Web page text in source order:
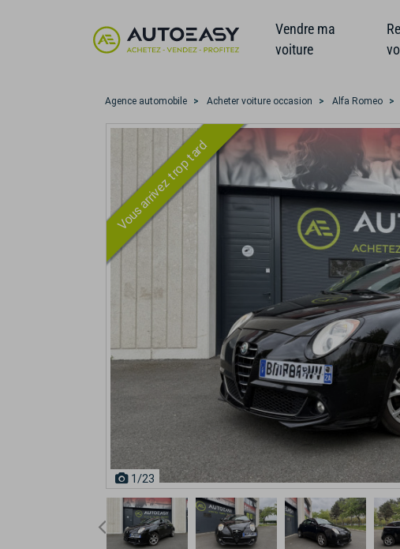
Vendre ma
voiture
Agence automobile Acheter voiture occasion Alfa Romeo
Vous arrivez trop tard
1/23